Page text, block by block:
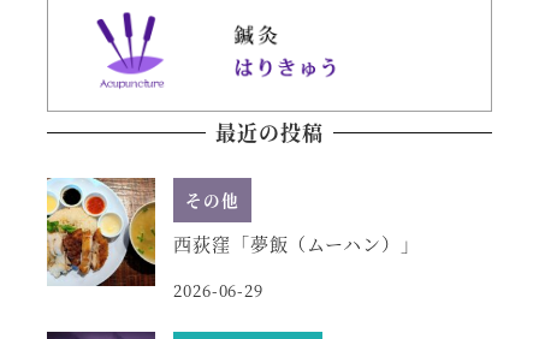
最近の投稿
その他
西荻窪「夢飯（ムーハン）」
2026-06-29